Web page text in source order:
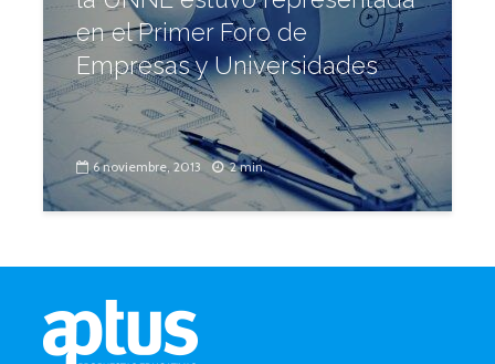
en el Primer Foro de
Empresas y Universidades
6 noviembre, 2013 2 min.